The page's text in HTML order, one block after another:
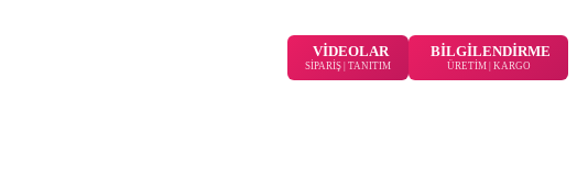
VİDEOLAR
SİPARİŞ | TANITIM
BİLGİLENDİRME
ÜRETİM | KARGO